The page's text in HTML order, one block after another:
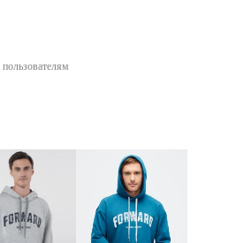
пользователям